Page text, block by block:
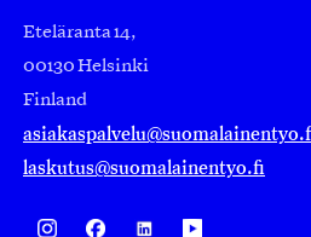
Eteläranta 14,
00130 Helsinki
Finland
laskutus@suomalainentyo.fi